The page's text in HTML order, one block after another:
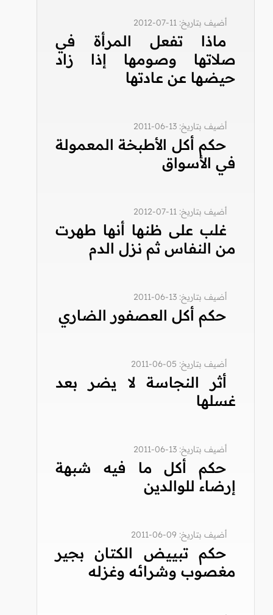
أضيف بتاريخ: 11-07-2012
ماذا تفعل المرأة في
صلاتها وصومها إذا زاد
حيضها عن عادتها
أضيف بتاريخ: 13-06-2011
حكم أكل الأطبخة المعمولة
في الأسواق
أضيف بتاريخ: 11-07-2012
غلب على ظنها أنها طهرت
من النفاس ثم نزل الدم
أضيف بتاريخ: 13-06-2011
حكم أكل العصفور الضاري
أضيف بتاريخ: 05-06-2011
أثر النجاسة لا يضر بعد
غسلها
أضيف بتاريخ: 13-06-2011
حكم أكل ما فيه شبهة
إرضاء للوالدين
أضيف بتاريخ: 09-06-2011
حكم تبييض الكتان بجير
مغصوب وشرائه وغزله